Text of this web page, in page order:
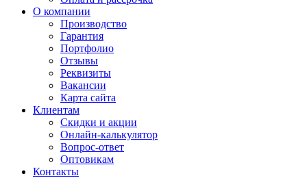
О компании
Производство
Гарантия
Портфолио
Отзывы
Реквизиты
Вакансии
Карта сайта
Клиентам
Скидки и акции
Онлайн-калькулятор
Вопрос-ответ
Оптовикам
Контакты